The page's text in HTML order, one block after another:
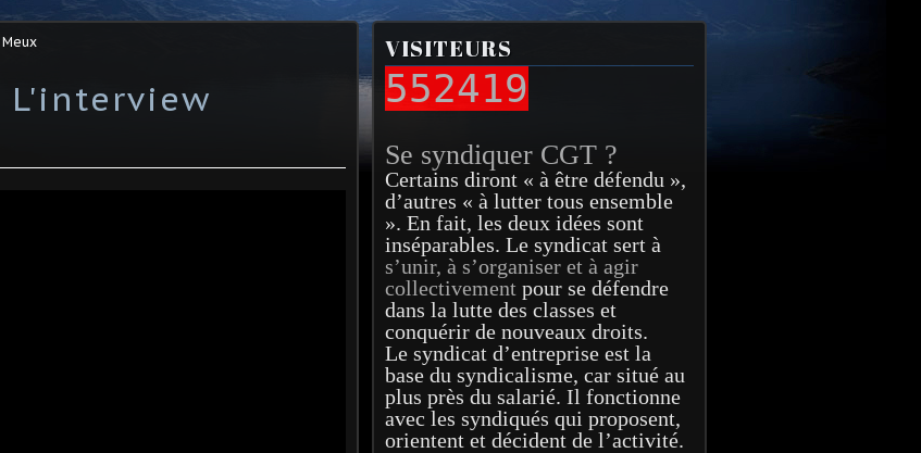
VISITEURS
552419
Se syndiquer CGT ?
Certains diront « à être défendu »,
d’autres « à lutter tous ensemble
». En fait, les deux idées sont
inséparables. Le syndicat sert à
s’unir, à s’organiser et à agir
collectivement pour se défendre
dans la lutte des classes et
conquérir de nouveaux droits.
Le syndicat d’entreprise est la
base du syndicalisme, car situé au
plus près du salarié. Il fonctionne
avec les syndiqués qui proposent,
orientent et décident de l’activité.